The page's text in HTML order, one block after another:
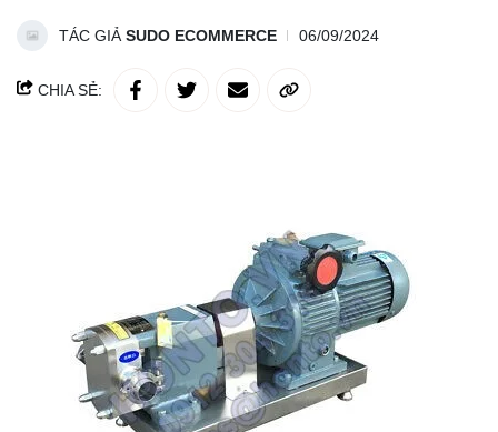
TÁC GIẢ SUDO ECOMMERCE 06/09/2024
CHIA SẺ: